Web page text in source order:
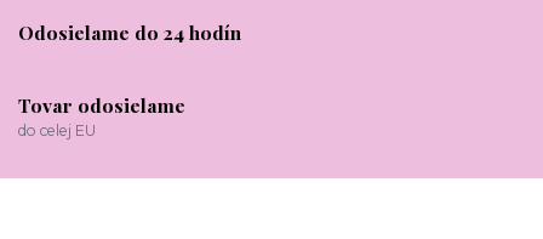
Odosielame do 24 hodín
Tovar odosielame
do celej EU